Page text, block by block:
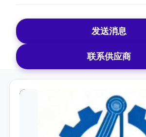
发送消息
联系供应商